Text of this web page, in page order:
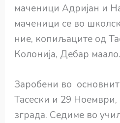
маченици Адријан и
маченици се во
ние, копиљаците од
Колонија, Дебар
Заробени во
Тасески и 29 Ноември,
зграда. Седиме во